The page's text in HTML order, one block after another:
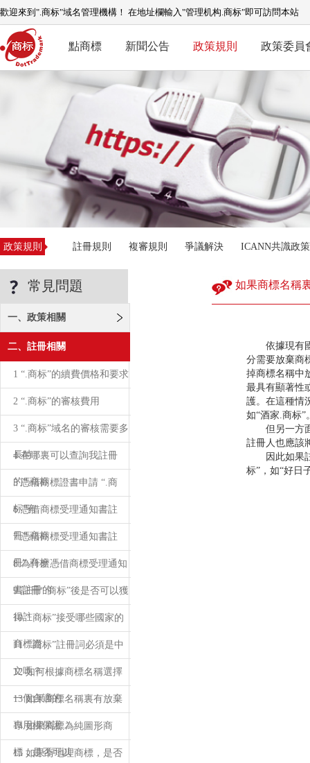
歡迎來到".商标"域名管理機構！ 在地址欄輸入"管理机构.商标"即可訪問本站
點商標 新聞公告 政策規則 政策委員
政策規則 註冊規則 複審規則 爭議解決 ICANN共識政策
常見問題
一、政策相關
二、註冊相關
1 “.商标”的續費價格和要求
2 “.商标”的審核費用
3 “.商标”域名的審核需要多
長時
4 在哪裏可以查詢我註冊
的“.商标
5 憑借商標證書申請 “.商
标”有
6 憑借商標受理通知書註
冊“.商标
7 憑借商標受理通知書註
冊“.商标
8 為什麽憑借商標受理通知
書註冊的
9 註冊“.商标”後是否可以獲
得註
10 “.商标”接受哪些國家的
商標證
11 “.商标”註冊詞必須是中
文嗎？
12 如何根據商標名稱選擇
一個合適的
13 如果商標名稱裏有放棄
專用權保護
14 如果商標為純圖形商
標，是否可以
15 如果有地理商標，是否
如果商標名稱
依據現有國
分需要放棄商
掉商標名稱中
最具有顯著性
護。在這種情
如“酒家.商标”
但另一方面
註冊人也應該
因此如果註
标”，如“好日